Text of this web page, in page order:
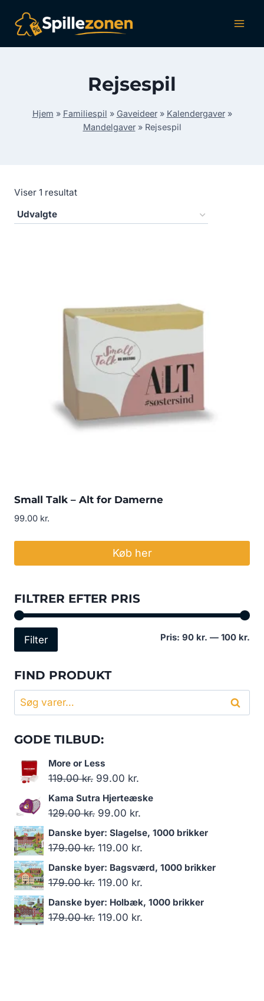
indhold
Rejsespil
Hjem » Familiespil » Gaveideer» Kalendergaver»
Mandelgaver» Rejsespil
Viser 1 resultat
Small Talk – Alt for Damerne
99.00 kr.
Køb her
FILTRER EFTER PRIS
Filter Pris: 90 kr. — 100 kr.
FIND PRODUKT
Søg
efter:
Søg
GODE TILBUD:
More or Less
119.00kr. Den
oprindelige
pris
119.00 kr..
99.00 kr.
aktuelle
99.00 kr..
Kama Sutra Hjerteæske
129.00kr. Den
oprindelige
pris
129.00 kr..
99.00 kr.
aktuelle
99.00 kr..
Danske byer: Slagelse, 1000 brikker
179.00kr. Den
oprindelige
pris
179.00 kr..
119.00 kr.
aktuelle
119.00 kr..
Danske byer: Bagsværd, 1000 brikker
179.00kr. Den
oprindelige
pris
119.00 kr.
aktuelle
Danske byer: Holbæk, 1000 brikker
179.00kr. Den
119.00 kr.